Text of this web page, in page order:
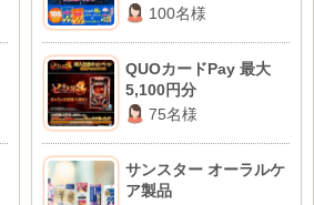
100名様
QUOカードPay 最大
5,100円分
75名様
サンスター オーラルケ
ア製品